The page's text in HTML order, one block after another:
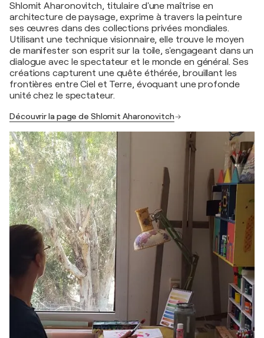
Shlomit Aharonovitch, titulaire d'une maîtrise en
architecture de paysage, exprime à travers la peinture
ses œuvres dans des collections privées mondiales.
Utilisant une technique visionnaire, elle trouve le moyen
de manifester son esprit sur la toile, s'engageant dans un
dialogue avec le spectateur et le monde en général. Ses
créations capturent une quête éthérée, brouillant les
frontières entre Ciel et Terre, évoquant une profonde
unité chez le spectateur.
Découvrir la page de Shlomit Aharonovitch